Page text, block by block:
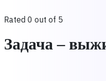
Rated 0 out of 5
Задача –